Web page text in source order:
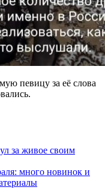
певицу за её слова
за живое своим
много новинок и